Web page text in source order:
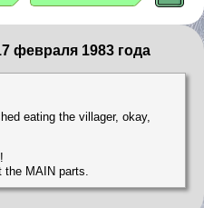
февраля 1983 года
eating the villager, okay,
the MAIN parts.